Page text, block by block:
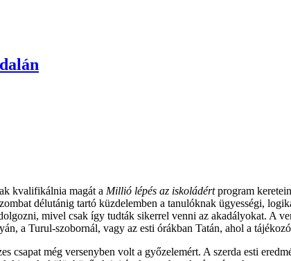
kvalifikálnia magát a Millió lépés az iskoládért program
délutánig tartó küzdelemben a tanulóknak ügyességi,
mivel csak így tudták sikerrel venni az akadályokat. A
a Turul-szobornál, vagy az esti órákban Tatán, ahol a
csapat még versenyben volt a győzelemért. A szerda esti